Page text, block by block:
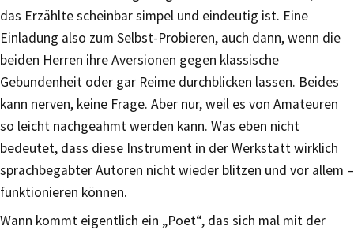
das Erzählte scheinbar simpel und eindeutig ist. Eine
Einladung also zum Selbst-Probieren, auch dann, wenn die
beiden Herren ihre Aversionen gegen klassische
Gebundenheit oder gar Reime durchblicken lassen. Beides
kann nerven, keine Frage. Aber nur, weil es von Amateuren
so leicht nachgeahmt werden kann. Was eben nicht
bedeutet, dass diese Instrument in der Werkstatt wirklich
sprachbegabter Autoren nicht wieder blitzen und vor allem –
funktionieren können.
Wann kommt eigentlich ein „Poet“, das sich mal mit der